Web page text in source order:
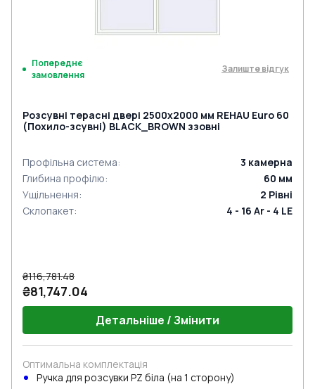
Попереднє
замовлення
Залиште відгук
Розсувні терасні двері 2500x2000 мм REHAU Euro 60
(Похило-зсувні) BLACK_BROWN ззовні
Профільна система: 3 камерна
Глибина профілю: 60 мм
Ущільнення: 2 Рівні
Склопакет: 4 - 16 Ar - 4 LE
₴116,781.48
₴81,747.04
Детальніше / Змінити
Оптимальна комплектація
Ручкa для розсувки PZ біла (на 1 сторону)